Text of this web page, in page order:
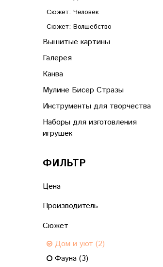
Сюжет: Человек
Сюжет: Волшебство
Вышитые картины
Галерея
Канва
Мулине Бисер Стразы
Инструменты для творчества
Наборы для изготовления
игрушек
ФИЛЬТР
Цена
Производитель
Сюжет
Дом и уют (2)
Фауна (3)